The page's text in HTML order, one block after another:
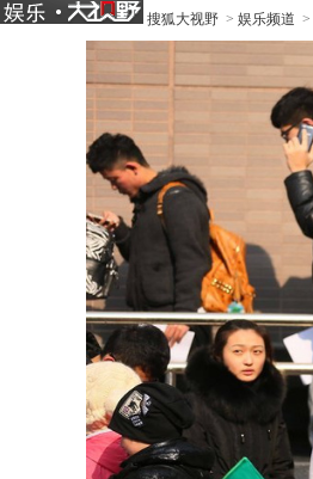
搜狐大视野 > 娱乐频道 >